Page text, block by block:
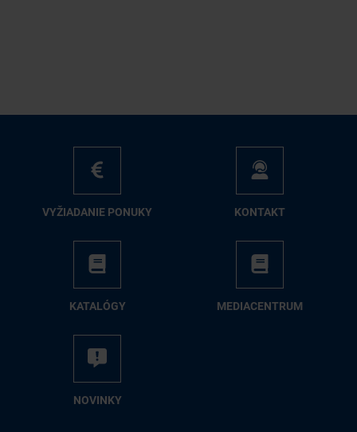
VY­ŽIA­DA­NIE PO­NU­KY KON­TAKT
KA­TA­LÓ­GY ME­DIA­CEN­TRUM
NO­VIN­KY